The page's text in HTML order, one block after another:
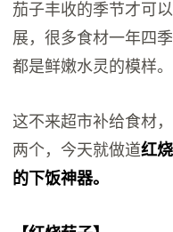
茄子丰收的季节才可
展，很多食材一年四
都是鲜嫩水灵的模样。
这不来超市补给食材
两个，今天就做道红
的下饭神器。